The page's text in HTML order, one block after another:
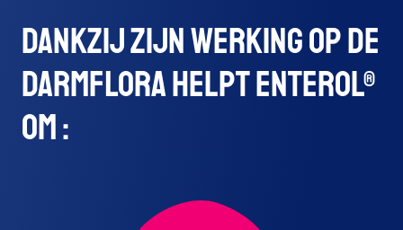
Dankzij zijn werking op de
darmflora helpt Enterol®
om :